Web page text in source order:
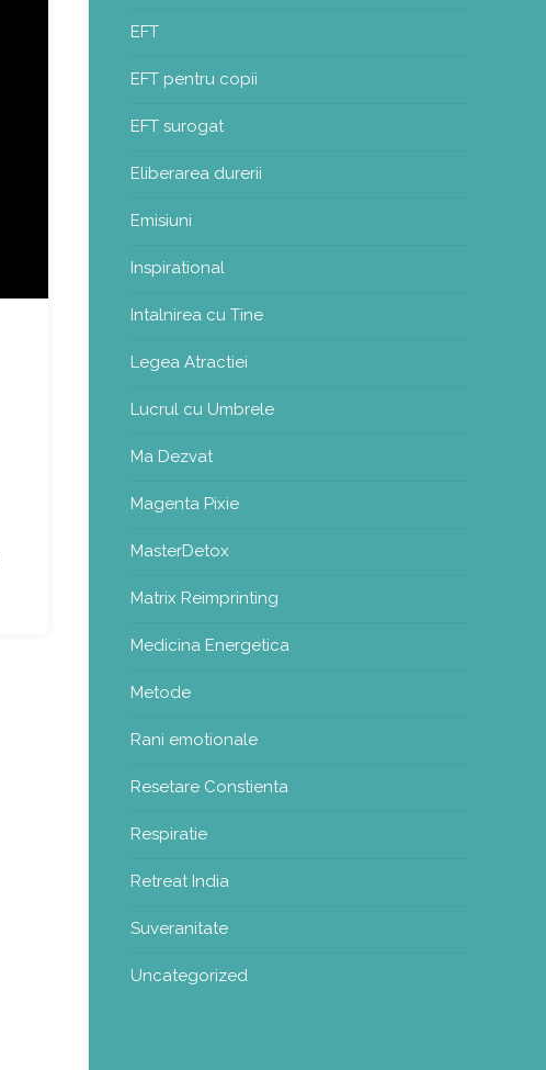
EFT
EFT pentru copii
EFT surogat
Eliberarea durerii
Emisiuni
Inspirational
Intalnirea cu Tine
Legea Atractiei
Lucrul cu Umbrele
Ma Dezvat
Magenta Pixie
MasterDetox
Matrix Reimprinting
Medicina Energetica
Metode
Rani emotionale
Resetare Constienta
Respiratie
Retreat India
Suveranitate
Uncategorized